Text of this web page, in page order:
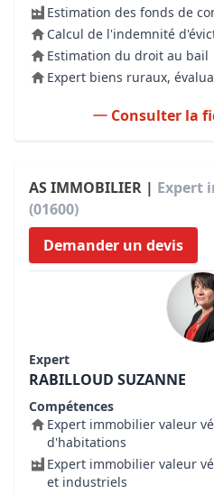
Estimation des fonds de
Calcul de l'indemnité
Estimation du droit au bail
Expert biens ruraux,
Consulter la
AS IMMOBILIER | Expert
(01600)
Demander un devis
Expert
RABILLOUD SUZANNE
Compétences
Expert immobilier valeur
d'habitations
Expert immobilier valeur
et industriels